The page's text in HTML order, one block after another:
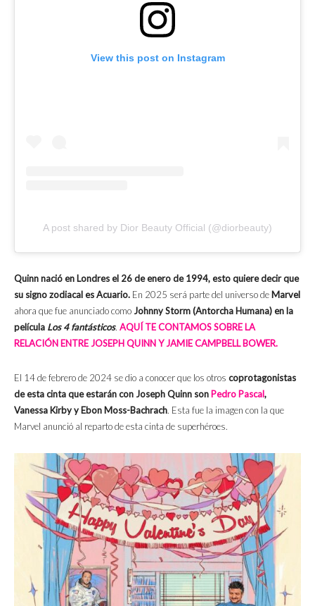
View this post on Instagram
A post shared by Dior Beauty Official (@diorbeauty)
Quinn nació en Londres el 26 de enero de 1994, esto quiere decir que
su signo zodiacal es Acuario. En 2025 será parte del universo de Marvel
ahora que fue anunciado comoJohnny Storm (Antorcha Humana) en la
película Los 4 fantásticos. AQUÍ TE CONTAMOS SOBRE LA
RELACIÓN ENTRE JOSEPH QUINN Y JAMIE CAMPBELL BOWER.
El 14 de febrero de 2024 se dio a conocer que los otros coprotagonistas
de esta cinta que estarán con Joseph Quinn son Pedro Pascal,
Vanessa Kirby y Ebon Moss-Bachrach. Esta fue la imagen con la que
Marvel anunció al reparto de esta cinta de superhéroes.